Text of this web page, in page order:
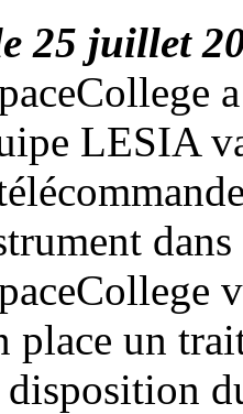
25 juillet
LESIA
place un
disposition